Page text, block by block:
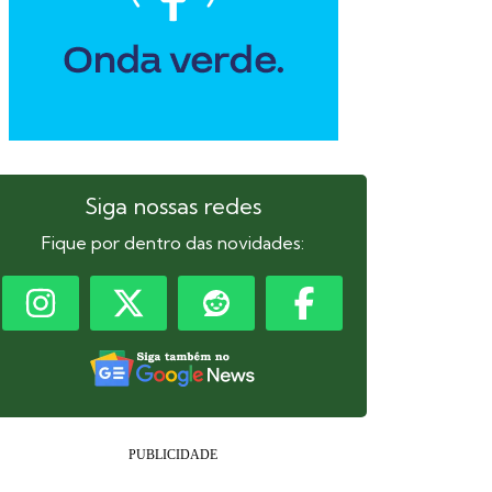
Siga nossas redes
Fique por dentro das novidades: